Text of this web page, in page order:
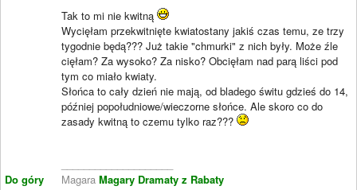
Do góry
Tak to mi nie kwitną
Wycięłam przekwitnięte kwiatostany jakiś czas temu, ze trzy
tygodnie będą??? Już takie "chmurki" z nich były. Może źle
cięłam? Za wysoko? Za nisko? Obcięłam nad parą liści pod
tym co miało kwiaty.
Słońca to cały dzień nie mają, od bladego świtu gdzieś do 14,
później popołudniowe/wieczorne słońce. Ale skoro co do
zasady kwitną to czemu tylko raz???
Magara Magary Dramaty z Rabaty